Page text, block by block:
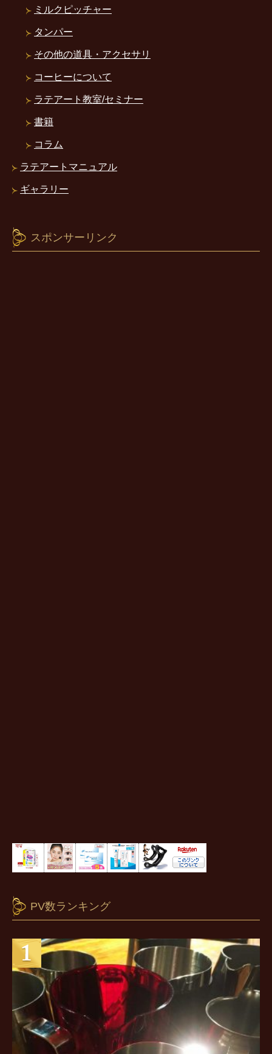
ミルクピッチャー
タンパー
その他の道具・アクセサリ
コーヒーについて
ラテアート教室/セミナー
書籍
コラム
ラテアートマニュアル
ギャラリー
スポンサーリンク
PV数ランキング